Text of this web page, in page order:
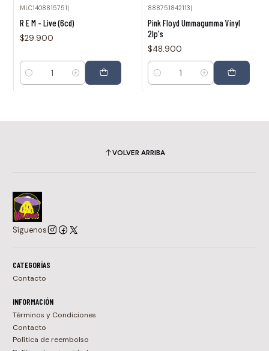
MLC1408815751
R E M - Live (6cd)
$29.900
Cantidad
888751842113
Pink Floyd Ummagumma Vinyl
2lp's
$48.900
Cantidad
VOLVER ARRIBA
Síguenos
CATEGORÍAS
Contacto
INFORMACIÓN
Términos y Condiciones
Contacto
Política de reembolso